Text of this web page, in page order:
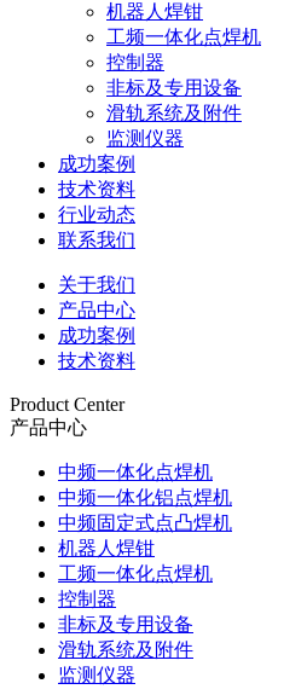
机器人焊钳
工频一体化点焊机
控制器
非标及专用设备
滑轨系统及附件
监测仪器
成功案例
技术资料
行业动态
联系我们
关于我们
产品中心
成功案例
技术资料
Product Center
产品中心
中频一体化点焊机
中频一体化铝点焊机
中频固定式点凸焊机
机器人焊钳
工频一体化点焊机
控制器
非标及专用设备
滑轨系统及附件
监测仪器